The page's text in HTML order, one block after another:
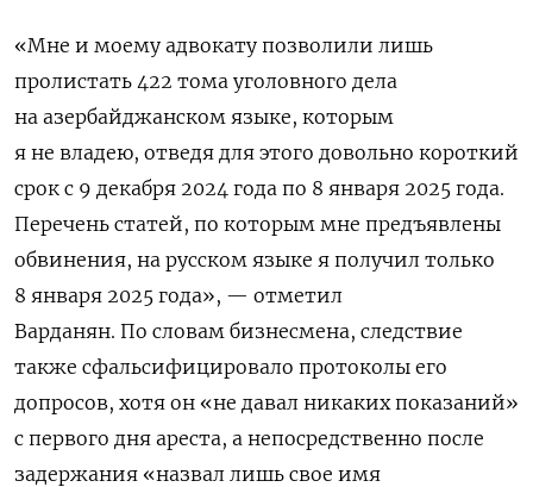
«Мне и моему адвокату позволили лишь
пролистать 422 тома уголовного дела
на азербайджанском языке, которым
я не владею, отведя для этого довольно короткий
срок с 9 декабря 2024 года по 8 января 2025 года.
Перечень статей, по которым мне предъявлены
обвинения, на русском языке я получил только
8 января 2025 года», — отметил
Варданян. По словам бизнесмена, следствие
также сфальсифицировало протоколы его
допросов, хотя он «не давал никаких показаний»
с первого дня ареста, а непосредственно после
задержания «назвал лишь свое имя